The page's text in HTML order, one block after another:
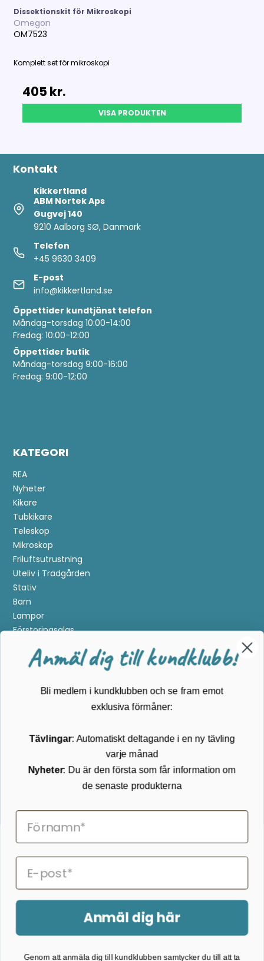
Dissektionskit för Mikroskopi
Omegon
OM7523
Komplett set för mikroskopi
405 kr.
VISA PRODUKTEN
Kontakt
Kikkertland
ABM Nortek Aps
Gugvej 140
9210 Aalborg SØ, Danmark
Telefon
+45 9630 3409
E-post
info@kikkertland.se
Öppettider kundtjänst telefon
Måndag-torsdag 10:00-14:00
Fredag: 10:00-12:00
Öppettider butik
Måndag-torsdag 9:00-16:00
Fredag: 9:00-12:00
KATEGORI
REA
Nyheter
Kikare
Tubkikare
Teleskop
Mikroskop
Friluftsutrustning
Uteliv i Trädgården
Stativ
Barn
Lampor
Förstoringsglas
Guider
Köpvillkor
Cookies
Prenumerera på vårt nyhetsbrev
Följ oss på Facebook
Anmäl dig till kundklubb!
Bli medlem i kundklubben och se fram emot
exklusiva förmåner:
Tävlingar: Automatiskt deltagande i en ny tävling
varje månad
Nyheter: Du är den första som får information om
de senaste produkterna
Anmäl dig här
Genom att anmäla dig till kundklubben samtycker du till att ta